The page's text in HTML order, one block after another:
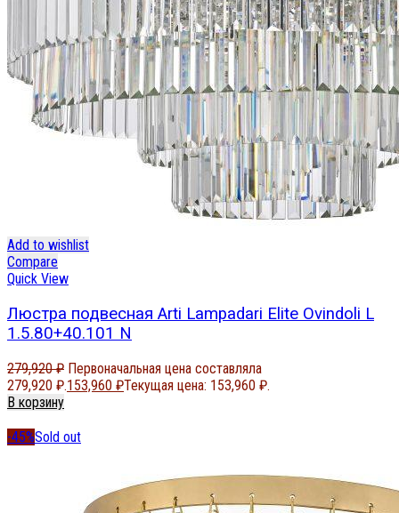
Add to wishlist
Compare
Quick View
Люстра подвесная Arti Lampadari Elite Ovindoli L
1.5.80+40.101 N
279,920₽ Первоначальная цена составляла
279,920 ₽.153,960 ₽Текущая цена: 153,960 ₽.
В корзину
-45%Sold out